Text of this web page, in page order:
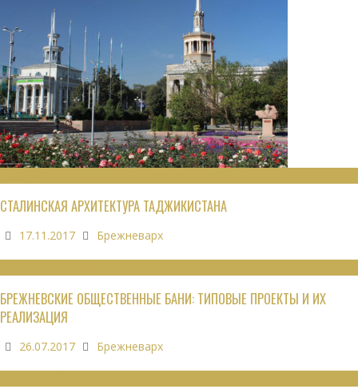
СТАЛИНСКАЯ АРХИТЕКТУРА ТАДЖИКИСТАНА
17.11.2017 Брежневарх
БРЕЖНЕВСКИЕ ОБЩЕСТВЕННЫЕ БАНИ: ТИПОВЫЕ ПРОЕКТЫ И ИХ
РЕАЛИЗАЦИЯ
26.07.2017 Брежневарх